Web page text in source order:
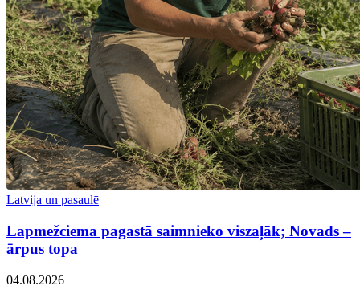
Latvija un pasaulē
Lapmežciema pagastā saimnieko viszaļāk; Novads –
ārpus topa
04.08.2026